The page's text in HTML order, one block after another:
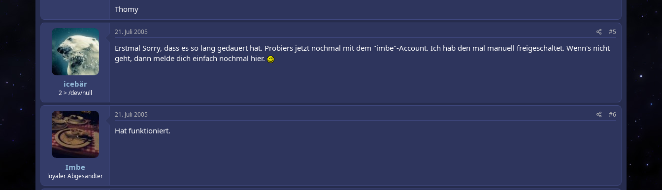
Thomy
icebär
2 > /dev/null
21. Juli 2005 #5
Erstmal Sorry, dass es so lang gedauert hat. Probiers jetzt nochmal mit dem "imbe"-Account. Ich hab den mal manuell freigeschaltet. Wenn's nicht
geht, dann melde dich einfach nochmal hier.
Imbe
loyaler Abgesandter
21. Juli 2005 #6
Hat funktioniert.